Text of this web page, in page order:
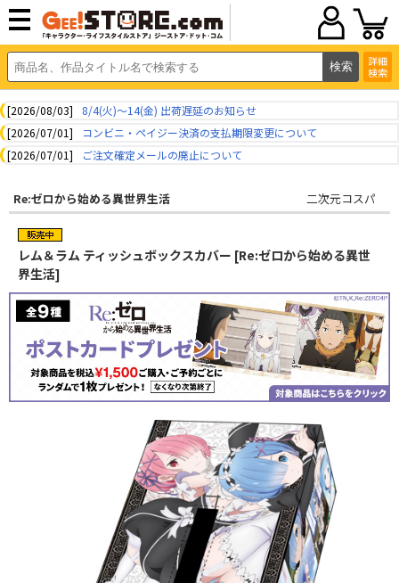
詳細
検索
[2026/08/03]
8/4(火)～14(金) 出荷遅延のお知らせ
[2026/07/01]
コンビニ・ペイジー決済の支払期限変更について
[2026/07/01]
ご注文確定メールの廃止について
Re:ゼロから始める異世界生活 二次元コスパ
レム＆ラム ティッシュボックスカバー [Re:ゼロから始める異世
界生活]